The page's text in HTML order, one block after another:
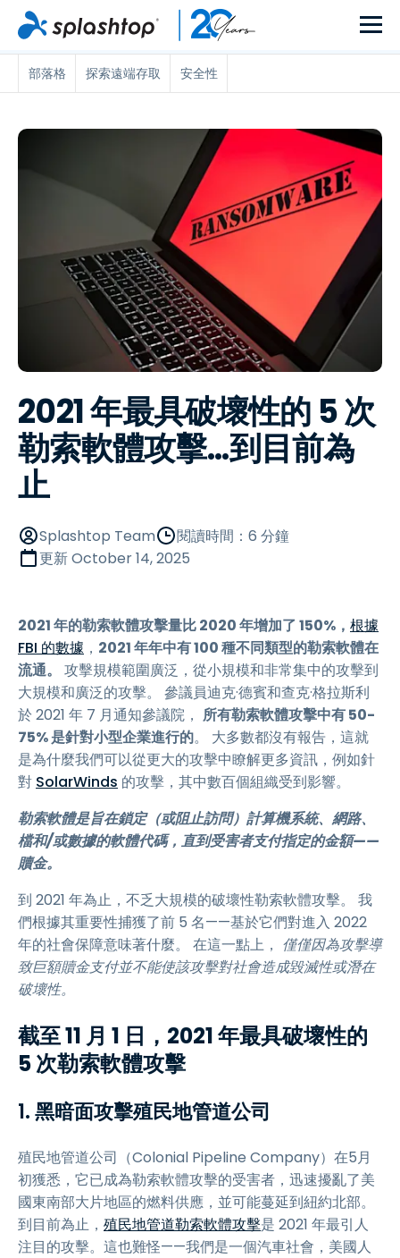
部落格 探索遠端存取 安全性
2021 年最具破壞性的 5 次
勒索軟體攻擊...到目前為
止
Splashtop Team
閱讀時間：6 分鐘
更新October 14, 2025
2021 年的勒索軟體攻擊量比 2020 年增加了 150%， 根據
FBI 的數據 ， 2021 年年中有 100 種不同類型的勒索軟體在
流通。
攻擊規模範圍廣泛，從小規模和非常集中的攻擊到
大規模和廣泛的攻擊。 參議員迪克·德賓和查克·格拉斯利
於 2021 年 7 月通知參議院， 所有勒索軟體攻擊中有 50-
75% 是針對小型企業進行的。 大多數都沒有報告，這就
是為什麼我們可以從更大的攻擊中瞭解更多資訊，例如針
對 SolarWinds 的攻擊，其中數百個組織受到影響。
勒索軟體是旨在鎖定（或阻止訪問）計算機系統、網路、
檔和/或數據的軟體代碼，直到受害者支付指定的金額——
贖金。
到 2021 年為止，不乏大規模的破壞性勒索軟體攻擊。 我
們根據其重要性捕獲了前 5 名——基於它們對進入 2022
年的社會保障意味著什麼。 在這一點上， 僅僅因為攻擊導
致巨額贖金支付並不能使該攻擊對社會造成毀滅性或潛在
破壞性。
截至 11 月 1 日，2021 年最具破壞性的
5 次勒索軟體攻擊
1. 黑暗面攻擊殖民地管道公司
殖民地管道公司（Colonial Pipeline Company）在5月
初獲悉，它已成為勒索軟體攻擊的受害者，迅速擾亂了美
國東南部大片地區的燃料供應，並可能蔓延到紐約北部。
到目前為止， 殖民地管道勒索軟體攻擊是 2021 年最引人
注目的攻擊。這也難怪——我們是一個汽車社會，美國人